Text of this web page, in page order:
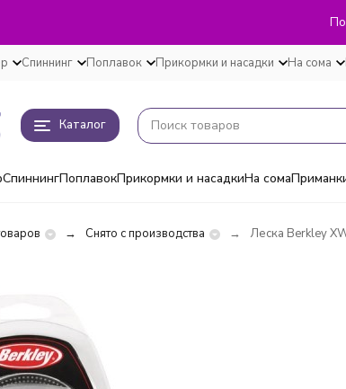
Спиннинг Поплавок Прикормки и насадки На сома
Каталог
СпиннингПоплавокПрикормки и насадкиНа сома
Снято с производства Леска Berkley